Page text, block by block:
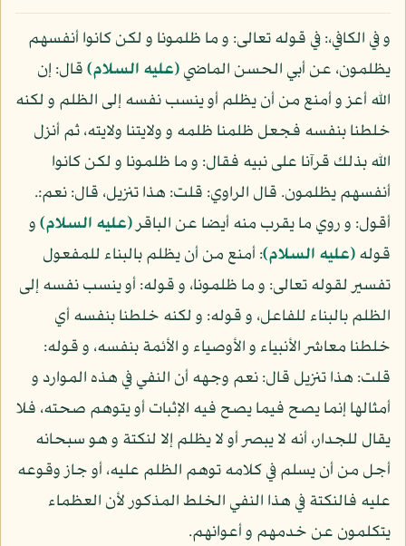
و في الكافي،: في قوله تعالى: و ما ظلمونا و لكن كانوا أنفسهم
يظلمون، عن أبي الحسن الماضي(عليه السلام)قال: إن
الله أعز و أمنع من أن يظلم أو ينسب نفسه إلى الظلم و لكنه
خلطنا بنفسه فجعل ظلمنا ظلمه و ولايتنا ولايته، ثم أنزل
الله بذلك قرآنا على نبيه فقال: و ما ظلمونا و لكن كانوا
أنفسهم يظلمون. قال الراوي: قلت: هذا تنزيل، قال: نعم:.
أقول: و روي ما يقرب منه أيضا عن الباقر(عليه السلام)و
قوله(عليه السلام): أمنع من أن يظلم بالبناء للمفعول
تفسير لقوله تعالى: و ما ظلمونا، و قوله: أو ينسب نفسه إلى
الظلم بالبناء للفاعل، و قوله: و لكنه خلطنا بنفسه أي
خلطنا معاشر الأنبياء و الأوصياء و الأئمة بنفسه، و قوله:
قلت: هذا تنزيل قال: نعم وجهه أن النفي في هذه الموارد و
أمثالها إنما يصح فيما يصح فيه الإثبات أو يتوهم صحته، فلا
يقال للجدار، أنه لا يبصر أو لا يظلم إلا لنكتة و هو سبحانه
أجل من أن يسلم في كلامه توهم الظلم عليه، أو جاز وقوعه
عليه فالنكتة في هذا النفي الخلط المذكور لأن العظماء
يتكلمون عن خدمهم و أعوانهم.